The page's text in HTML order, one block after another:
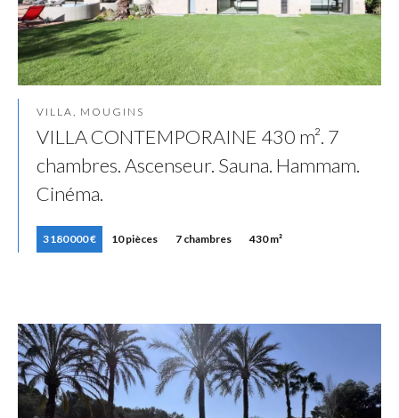
VILLA, MOUGINS
VILLA CONTEMPORAINE 430 m². 7
chambres. Ascenseur. Sauna. Hammam.
Cinéma.
3 180 000 € 10 pièces 7 chambres 430 m²